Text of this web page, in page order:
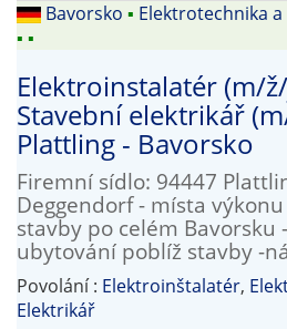
Bavorsko ▪ Elektrotechnika
▪ ▪
Elektroinstalatér (m/
Stavební elektrikář
Plattling - Bavorsko
Firemní sídlo: 94447
Deggendorf - místa
stavby po celém Bavorsku
ubytování poblíž stavby -
Povolání : Elektroinštalatér,
Elektrikář